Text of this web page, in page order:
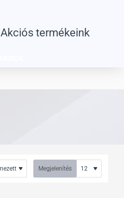
Akciós termékeink
Megjelenítés